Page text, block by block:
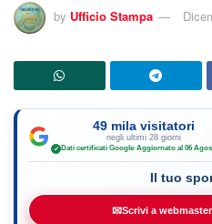
by Ufficio Stampa
49 mila visitatori
negli ultimi 28 giorni
✓ Dati certificati Google·Aggiornato al 06
Il tuo
✉Scrivi a